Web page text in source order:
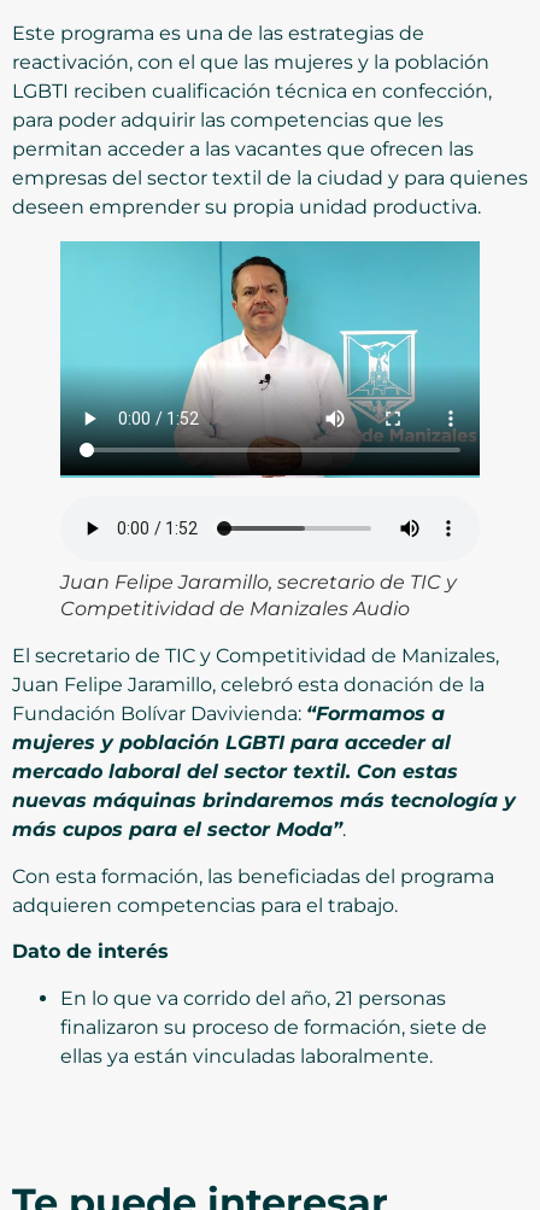
Este programa es una de las estrategias de
reactivación, con el que las mujeres y la población
LGBTI reciben cualificación técnica en confección,
para poder adquirir las competencias que les
permitan acceder a las vacantes que ofrecen las
empresas del sector textil de la ciudad y para quienes
deseen emprender su propia unidad productiva.
Juan Felipe Jaramillo, secretario de TIC y
Competitividad de Manizales Audio
El secretario de TIC y Competitividad de Manizales,
Juan Felipe Jaramillo, celebró esta donación de la
Fundación Bolívar Davivienda: “Formamos a
mujeres y población LGBTI para acceder al
mercado laboral del sector textil. Con estas
nuevas máquinas brindaremos más tecnología y
más cupos para el sector Moda”.
Con esta formación, las beneficiadas del programa
adquieren competencias para el trabajo.
Dato de interés
En lo que va corrido del año, 21 personas
finalizaron su proceso de formación, siete de
ellas ya están vinculadas laboralmente.